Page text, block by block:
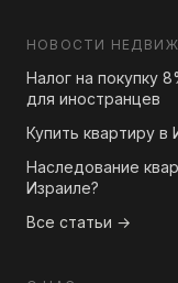
НОВОСТИ
Налог на покупку
для иностранцев
Купить квартиру в
Наследование
Израиле?
Все статьи →